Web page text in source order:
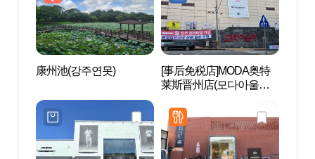
康州池(강주연못)
[事后免税店]MODA奥特
莱斯晋州店(모다아울렛